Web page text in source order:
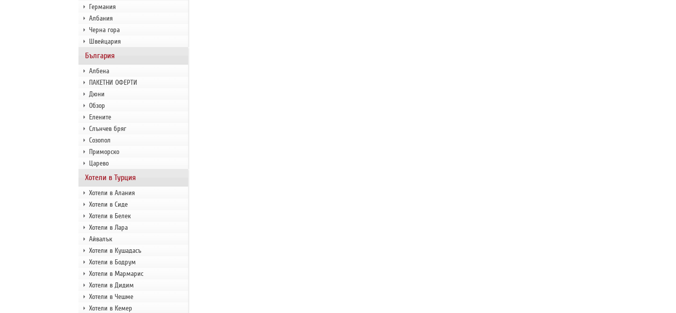
Германия
Албания
Черна гора
Швейцария
България
Албена
ПАКЕТНИ ОФЕРТИ
Дюни
Обзор
Елените
Слънчев бряг
Созопол
Приморско
Царево
Хотели в Турция
Хотели в Алания
Хотели в Сиде
Хотели в Белек
Хотели в Лара
Айвалък
Хотели в Кушадасъ
Хотели в Бодрум
Хотели в Мармарис
Хотели в Дидим
Хотели в Чешме
Хотели в Кемер